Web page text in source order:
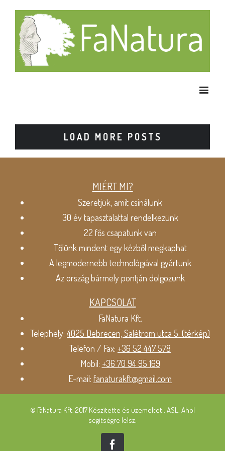
LOAD MORE POSTS
MIÉRT MI?
Szeretjük, amit csinálunk
30 év tapasztalattal rendelkezünk
22 fős csapatunk van
Tőlünk mindent egy kézből megkaphat
A legmodernebb technológiával gyártunk
Az ország bármely pontján dolgozunk
KAPCSOLAT
FaNatura Kft.
Telephely:4025 Debrecen, Salétrom utca 5. (térkép)
Telefon / Fax: +36 52 447 578
Mobil: +36 70 94 95 169
E-mail: fanaturakft@gmail.com
© FaNatura Kft. 2017 Készítette és üzemelteti: ASL, Ahol
segítségre lelsz.